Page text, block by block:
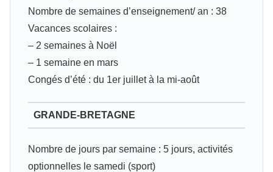
Nombre de semaines d’enseignement/ an : 38
Vacances scolaires :
– 2 semaines à Noël
– 1 semaine en mars
Congés d’été : du 1er juillet à la mi‐août
GRANDE-BRETAGNE
Nombre de jours par semaine : 5 jours, activités
optionnelles le samedi (sport)